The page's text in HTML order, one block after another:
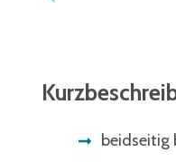
beidseitig